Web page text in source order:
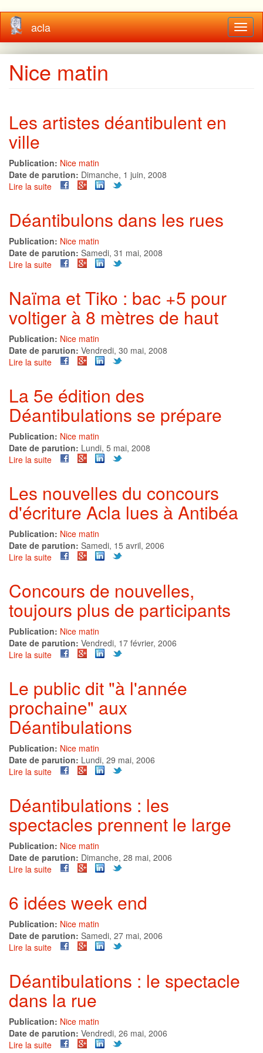
Aller
au
contenu
principal
acla
Nice matin
Les artistes déantibulent en
ville
Publication: Nice matin
Date de parution: Dimanche, 1 juin, 2008
Lire la suite de
déantibulent
ville
Déantibulons dans les rues
Publication: Nice matin
Date de parution: Samedi, 31 mai, 2008
Lire la suite de
les
rues
Naïma et Tiko : bac +5 pour
voltiger à 8 mètres de haut
Publication: Nice matin
Date de parution: Vendredi, 30 mai, 2008
Lire la suite de
Tiko
:
bac
+5
pour
voltiger
mètres
de
haut
La 5e édition des
Déantibulations se prépare
Publication: Nice matin
Date de parution: Lundi, 5 mai, 2008
Lire la suite de
édition
des
Déantibulations
se
prépare
Les nouvelles du concours
d'écriture Acla lues à Antibéa
Publication: Nice matin
Date de parution: Samedi, 15 avril, 2006
Lire la suite de
du
concours
d'écriture
Acla
lues
Concours de nouvelles,
toujours plus de participants
Publication: Nice matin
Date de parution: Vendredi, 17 février, 2006
Lire la suite de
nouvelles,
toujours
plus
de
participants
Le public dit "à l'année
prochaine" aux
Déantibulations
Publication: Nice matin
Date de parution: Lundi, 29 mai, 2006
Lire la suite de
dit
l'année
prochaine"
aux
Déantibulations
Déantibulations : les
spectacles prennent le large
Publication: Nice matin
Date de parution: Dimanche, 28 mai, 2006
Lire la suite de
les
prennent
le
large
6 idées week end
Publication: Nice matin
Date de parution: Samedi, 27 mai, 2006
Lire la suite de
week
end
Déantibulations : le spectacle
dans la rue
Publication: Nice matin
Date de parution: Vendredi, 26 mai, 2006
Lire la suite de